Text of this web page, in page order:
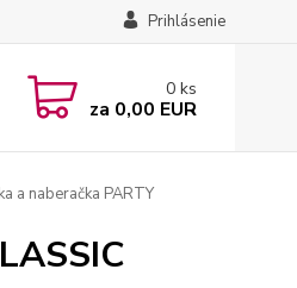
Prihlásenie
0 ks
za 0,00 EUR
a naberačka PARTY